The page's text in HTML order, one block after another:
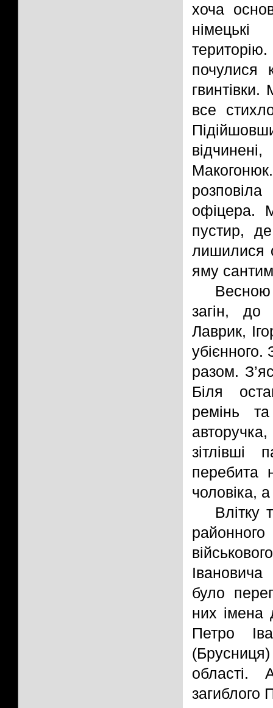
хоча
почулися
все
офіцера.
пустир,
лишилися
яму
загін, до
Лаврик,
разом.
Біля
ремінь
перебита
чоловіка,
Влітку
районного
було
них імена
Петро
області.
загиблого